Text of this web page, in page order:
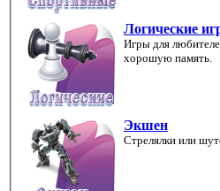
Логические
Игры для
хорошую память.
Экшен
Стрелялки или